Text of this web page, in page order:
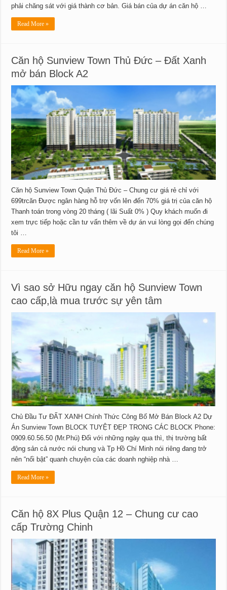
phải chăng sát với giá thành cơ bản. Giá bán của dự án căn hộ …
Read More »
Căn hộ Sunview Town Thủ Đức – Đất Xanh
mở bán Block A2
Căn hộ Sunview Town Quận Thủ Đức – Chung cư giá rẻ chỉ với
699trcăn Được ngân hàng hỗ trợ vốn lên đến 70% giá trị của căn hộ
Thanh toán trong vòng 20 tháng ( lãi Suất 0% ) Quy khách muốn đi
xem trực tiếp hoặc cần tư vấn thêm về dự án vui lòng gọi đến chúng
tôi …
Read More »
Vì sao sở Hữu ngay căn hộ Sunview Town
cao cấp,là mua trước sự yên tâm
Chủ Đầu Tư ĐẤT XANH Chính Thức Công Bố Mở Bán Block A2 Dự
Án Sunview Town BLOCK TUYỆT ĐẸP TRONG CÁC BLOCK Phone:
0909.60.56.50 (Mr.Phú) Đối với những ngày qua thì, thị trường bất
động sản cả nước nói chung và Tp Hồ Chí Minh nói riêng đang trở
nên “nổi bật” quanh chuyện của các doanh nghiệp nhà …
Read More »
Căn hộ 8X Plus Quận 12 – Chung cư cao
cấp Trường Chinh